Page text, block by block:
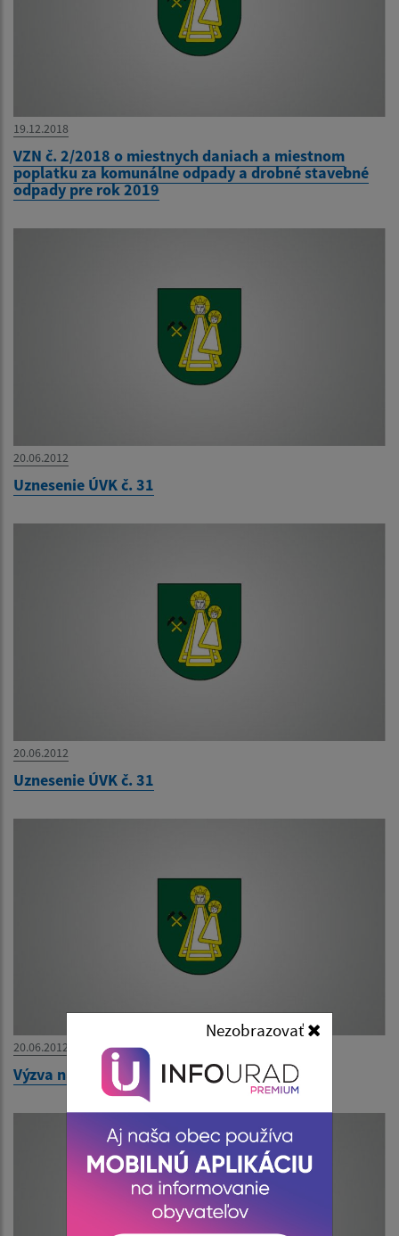
Nezobrazovať
19.12.2018
VZN č. 2/2018 o miestnych daniach a miestnom
poplatku za komunálne odpady a drobné stavebné
odpady pre rok 2019
20.06.2012
Uznesenie ÚVK č. 31
20.06.2012
Uznesenie ÚVK č. 31
20.06.2012
Výzva na predloženie ponuky